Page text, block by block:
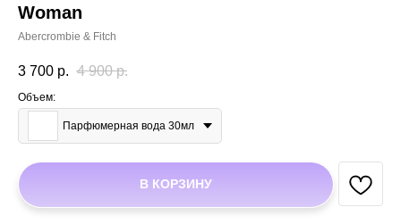
Woman
Abercrombie & Fitch
3 700 р. 4 900 р.
Объем:
Парфюмерная вода 30мл
В КОРЗИНУ